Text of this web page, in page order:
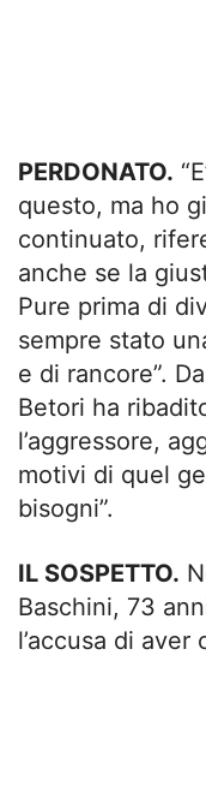
PERDONATO.
questo, ma ho
continuato,
anche se la
Pure prima di
sempre stato
e di rancore”.
Betori ha
l’aggressore,
motivi di quel
bisogni”.
IL SOSPETTO.
Baschini, 73
l’accusa di aver